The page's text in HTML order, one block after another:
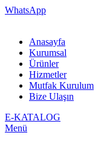
WhatsApp
Anasayfa
Kurumsal
Ürünler
Hizmetler
Mutfak Kurulum
Bize Ulaşın
E-KATALOG
Menü